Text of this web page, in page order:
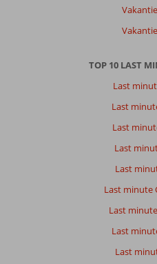
TOP 10 LAST
Last
Last
Last
Last
Last
Last minute
Last
Last
Last